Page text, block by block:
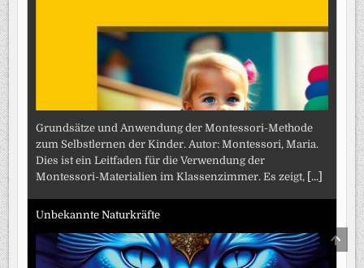
Grundsätze und Anwendung der Montessori-Methode
zum Selbstlernen der Kinder. Autor: Montessori, Maria.
Dies ist ein Leitfaden für die Verwendung der
Montessori-Materialien im Klassenzimmer. Es zeigt, [...]
Unbekannte Naturkräfte
TO
TOP